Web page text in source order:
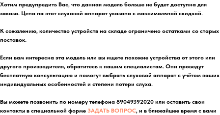
Хотим предупредить Вас, что данная модель больше не будет доступна для
заказа. Цена на этот слуховой аппарат указана с максимальной скидкой.
К сожалению, количество устройств на складе ограничено остатками со старых
поставок.
Если вам интересна эта модель или вы ищете похожие устройства от этого или
другого производителя, обратитесь к нашим специалистам. Они проведут
бесплатную консультацию и помогут выбрать слуховой аппарат с учётом ваших
индивидуальных особенностей и степени потери слуха.
Вы можете позвонить по номеру телефона 89049392020 или оставить свои
контакты в специальной форме ЗАДАТЬ ВОПРОС, и в ближайшее время с вами